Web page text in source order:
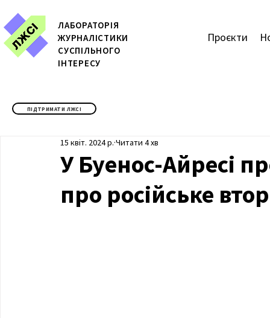
ЛАБОРАТОРІЯ
ЖУРНАЛІСТИКИ
СУСПІЛЬНОГО
ІНТЕРЕСУ
ПІДТРИМАТИ ЛЖСІ
Проєкти
У Буенос-Айресі
про російське
15 квіт. 2024 р. Читати 4 хв